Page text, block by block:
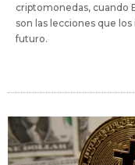
criptomonedas, cuando
son las lecciones que
futuro.